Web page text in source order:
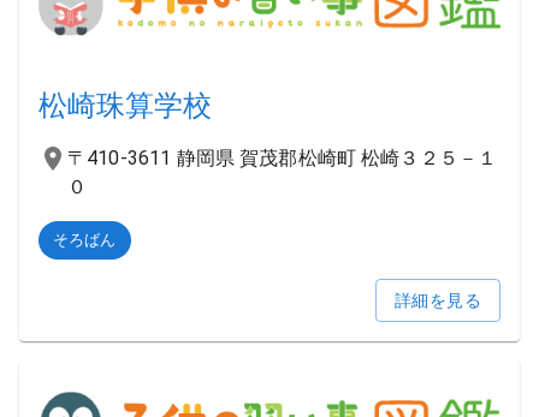
松崎珠算学校
〒410-3611 静岡県 賀茂郡松崎町 松崎３２５－１
０
そろばん
詳細を見る